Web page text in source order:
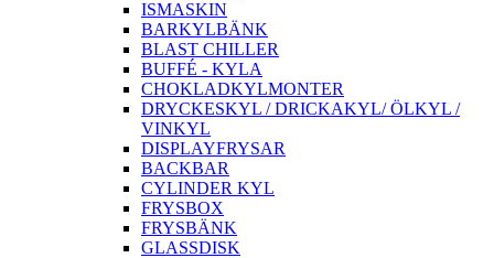
ISMASKIN
BARKYLBÄNK
BLAST CHILLER
BUFFÉ - KYLA
CHOKLADKYLMONTER
DRYCKESKYL / DRICKAKYL/ ÖLKYL /
VINKYL
DISPLAYFRYSAR
BACKBAR
CYLINDER KYL
FRYSBOX
FRYSBÄNK
GLASSDISK